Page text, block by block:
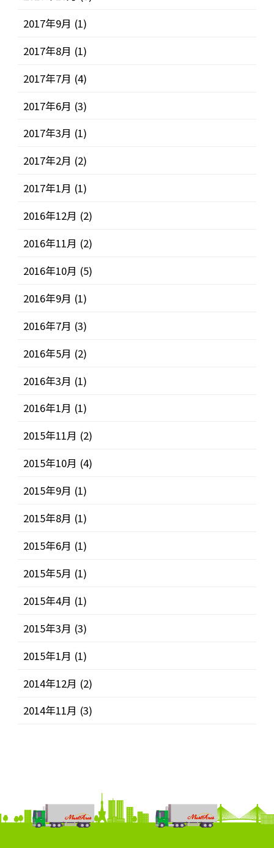
2017年9月 (1)
2017年8月 (1)
2017年7月 (4)
2017年6月 (3)
2017年3月 (1)
2017年2月 (2)
2017年1月 (1)
2016年12月 (2)
2016年11月 (2)
2016年10月 (5)
2016年9月 (1)
2016年7月 (3)
2016年5月 (2)
2016年3月 (1)
2016年1月 (1)
2015年11月 (2)
2015年10月 (4)
2015年9月 (1)
2015年8月 (1)
2015年6月 (1)
2015年5月 (1)
2015年4月 (1)
2015年3月 (3)
2015年1月 (1)
2014年12月 (2)
2014年11月 (3)